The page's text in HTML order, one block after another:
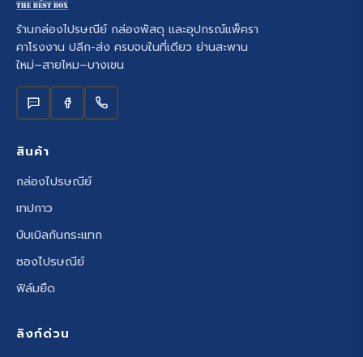
ร้านกล่องไปรษณีย์ กล่องพัสดุ และอุปกรณ์แพ็ครา
คาโรงงาน ปลีก-ส่ง ครบจบในที่เดียว ย่านสะพาน
ใหม่–สายไหม–บางเขน
สินค้า
กล่องไปรษณีย์
เทปกาว
บับเบิลกันกระแทก
ซองไปรษณีย์
ฟิล์มยืด
ลิงก์ด่วน